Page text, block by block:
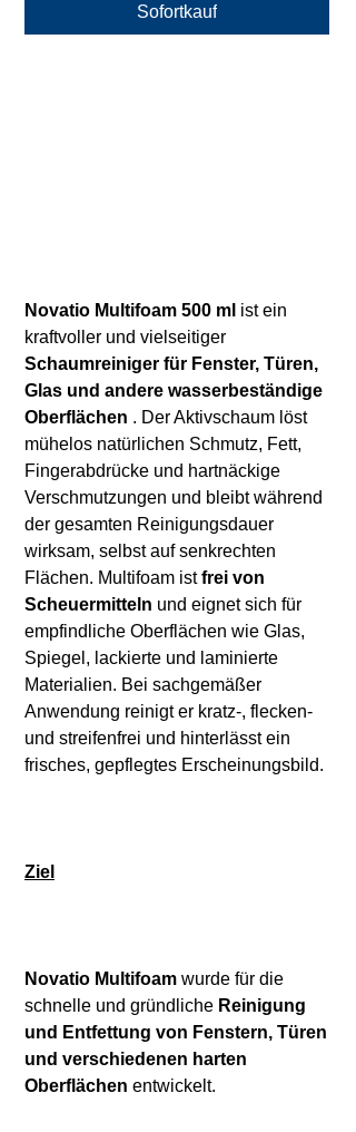
Sofortkauf
Novatio Multifoam 500 ml ist ein
kraftvoller und vielseitiger
Schaumreiniger für Fenster, Türen,
Glas und andere wasserbeständige
Oberflächen . Der Aktivschaum löst
mühelos natürlichen Schmutz, Fett,
Fingerabdrücke und hartnäckige
Verschmutzungen und bleibt während
der gesamten Reinigungsdauer
wirksam, selbst auf senkrechten
Flächen. Multifoam istfrei von
Scheuermitteln und eignet sich für
empfindliche Oberflächen wie Glas,
Spiegel, lackierte und laminierte
Materialien. Bei sachgemäßer
Anwendung reinigt er kratz-, flecken-
und streifenfrei und hinterlässt ein
frisches, gepflegtes Erscheinungsbild.
Ziel
Novatio Multifoam wurde für die
schnelle und gründliche Reinigung
und Entfettung von Fenstern, Türen
und verschiedenen harten
Oberflächen entwickelt.